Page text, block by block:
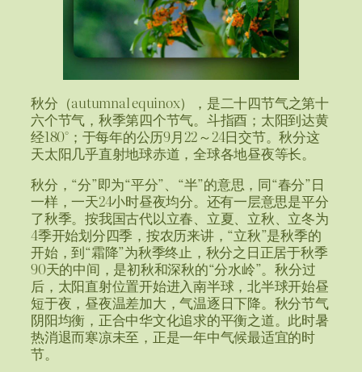
秋分（autumnal equinox），是二十四节气之第十
六个节气，秋季第四个节气。斗指酉；太阳到达黄
经180°；于每年的公历9月22～24日交节。秋分这
天太阳几乎直射地球赤道，全球各地昼夜等长。
秋分，“分”即为“平分”、“半”的意思，同“春分”日
一样，一天24小时昼夜均分。还有一层意思是平分
了秋季。按我国古代以立春、立夏、立秋、立冬为
4季开始划分四季，按农历来讲，“立秋”是秋季的
开始，到“霜降”为秋季终止，秋分之日正居于秋季
90天的中间，是初秋和深秋的“分水岭”。秋分过
后，太阳直射位置开始进入南半球，北半球开始昼
短于夜，昼夜温差加大，气温逐日下降。秋分节气
阴阳均衡，正合中华文化追求的平衡之道。此时暑
热消退而寒凉未至，正是一年中气候最适宜的时
节。